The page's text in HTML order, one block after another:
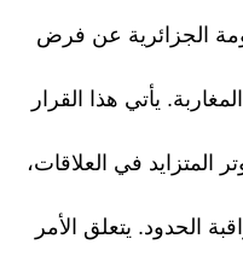
الجزائرية عن فرض
يأتي هذا القرار
في العلاقات،
الحدود. يتعلق الأمر